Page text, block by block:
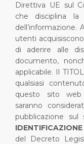
Direttiva UE sul
che disciplina
dell’informazione.
utenti
di aderire alle
documento,
applicabile. Il
qualsiasi
questo sito web
saranno
pubblicazione sul
del Decreto